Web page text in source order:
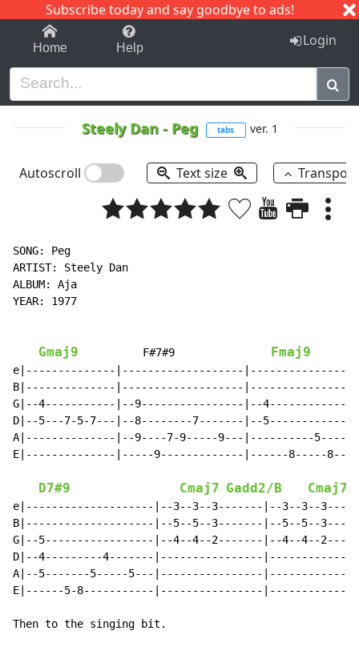
Subscribe today and say goodbye to ads!
1-9 C I J
Home Help Login
Steely Dan- Peg tabs ver. 1
Autoscroll Text size
SONG: Peg
ARTIST: Steely Dan
ALBUM: Aja
YEAR: 1977
Gmaj9
          F#7#9
Fmaj9
e|--------------|-------------------
B|--------------|-------------------
G|--4-----------|--9----------------|--
D|--5---7-5-7---|--8--------7-------|--
A|--------------|--9----7-9-----9---|----------
E|--------------|-----9-------------|------8-----
D7#9 Cmaj7 Gadd2/B Cmaj7
e|--------------------|--3--3--3-------|--3--3--3---|
B|--------------------|--5--5--3-------|--5--5--3---|
G|--5-----------------|--4--4--2-------|--4--4--2---|
D|--4---------4-------|----------------|------------|
A|--5-------5-----5---|----------------|------------|
E|------5-8-----------|----------------|------------|
Then to the singing bit.